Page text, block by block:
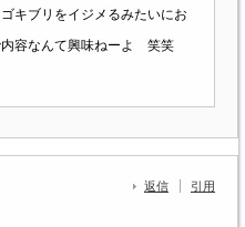
キブリをイジメるみたいにお
内容なんて興味ねーよ 笑笑
返信 引用